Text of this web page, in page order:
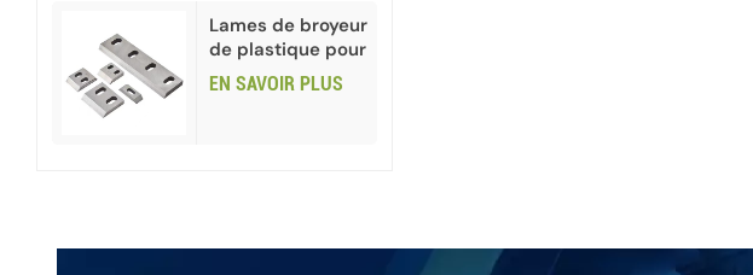
Lames de broyeur
de plastique pour
le recyclage des
déchets
EN SAVOIR PLUS